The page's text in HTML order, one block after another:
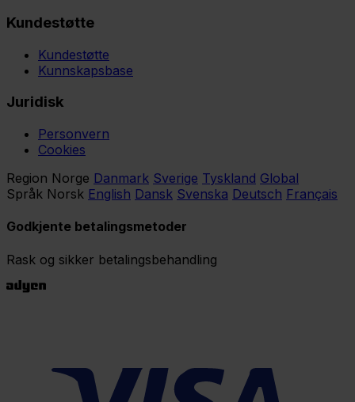
Kundestøtte
Kundestøtte
Kunnskapsbase
Juridisk
Personvern
Cookies
Region Norge Danmark Sverige Tyskland Global
Språk Norsk English Dansk Svenska Deutsch Français
Godkjente betalingsmetoder
Rask og sikker betalingsbehandling